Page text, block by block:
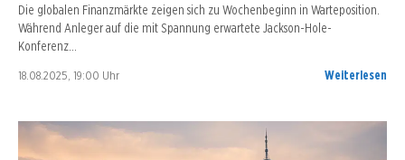
Die globalen Finanzmärkte zeigen sich zu Wochenbeginn in Warteposition.
Während Anleger auf die mit Spannung erwartete Jackson-Hole-
Konferenz…
18.08.2025, 19:00 Uhr Weiterlesen